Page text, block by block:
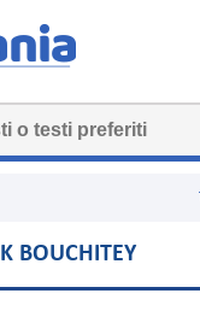
BOUCHITEY